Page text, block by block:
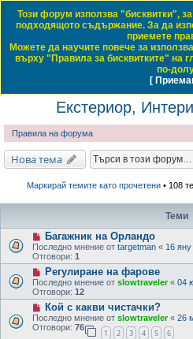
Daewoo &
ЧЗВ Правила на форума
Начало форум
Виж активните теми
Екстериор,
Правила на форума
Нова тема
Маркирай темите като прочетени• 108
Теми
Багажник на Орландо
Последно мнение от targetman « 16
Отговори: 1
Регулиране на фарове
Последно мнение от slowtraveler« 04
Отговори: 12
Кой с какви чистачки?
Последно мнение от slowtraveler« 26
Отговори: 76
1 2 3 4 5 6
Този форум използва "бисквитки",
подходящото съдържание. За да
приемете
Можете да научите повече за
върху "Правила за бисквитките" на
по-
[